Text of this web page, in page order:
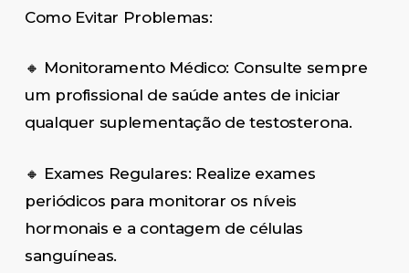
Como Evitar Problemas:
🔸 Monitoramento Médico: Consulte sempre
um profissional de saúde antes de iniciar
qualquer suplementação de testosterona.
🔸 Exames Regulares: Realize exames
periódicos para monitorar os níveis
hormonais e a contagem de células
sanguíneas.